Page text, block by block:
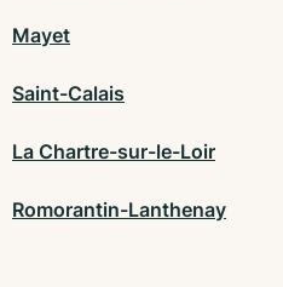
Mayet
Saint-Calais
La Chartre-sur-le-Loir
Romorantin-Lanthenay